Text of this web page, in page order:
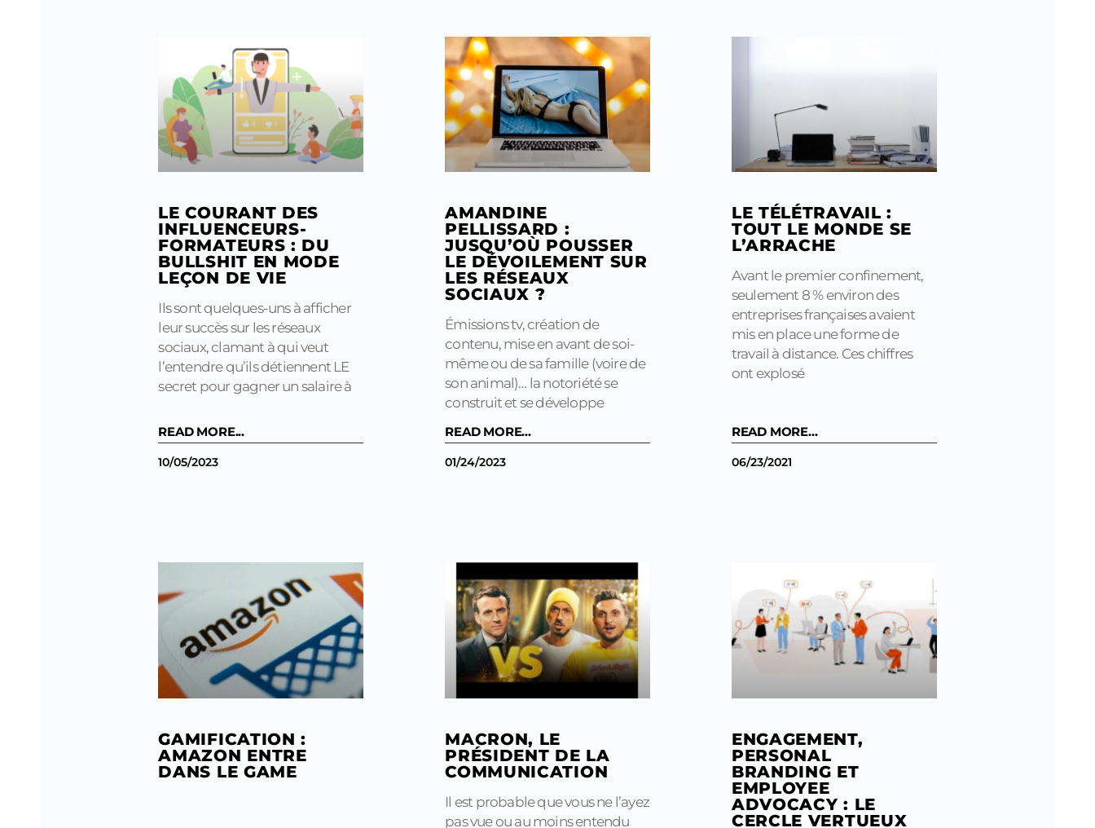
LE COURANT DES
INFLUENCEURS-
FORMATEURS : DU
BULLSHIT EN MODE
LEÇON DE VIE
Ils sont quelques-uns à afficher
leur succès sur les réseaux
sociaux, clamant à qui veut
l’entendre qu’ils détiennent LE
secret pour gagner un salaire à
READ MORE...
10/05/2023
AMANDINE
PELLISSARD :
JUSQU’OÙ POUSSER
LE DÉVOILEMENT SUR
LES RÉSEAUX
SOCIAUX ?
Émissions tv, création de
contenu, mise en avant de soi-
même ou de sa famille (voire de
son animal)… la notoriété se
construit et se développe
READ MORE...
01/24/2023
LE TÉLÉTRAVAIL :
TOUT LE MONDE SE
L’ARRACHE
Avant le premier confinement,
seulement 8 % environ des
entreprises françaises avaient
mis en place une forme de
travail à distance. Ces chiffres
ont explosé
READ MORE...
06/23/2021
GAMIFICATION :
AMAZON ENTRE
DANS LE GAME
MACRON, LE
PRÉSIDENT DE LA
COMMUNICATION
Il est probable que vous ne l’ayez
pas vue ou au moins entendu
ENGAGEMENT,
PERSONAL
BRANDING ET
EMPLOYEE
ADVOCACY : LE
CERCLE VERTUEUX